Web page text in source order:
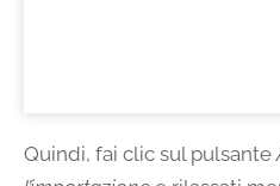
Quindi, fai clic sul pulsante